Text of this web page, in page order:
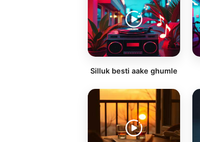
Silluk besti aake ghumle